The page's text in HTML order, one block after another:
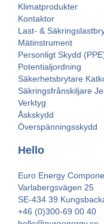
Klimatprodukter
Kontaktor
Last- &
Mätinstrument
Personligt Skydd
Potentialjordning
Säkerhetsbrytare
Säkringsfrånskiljare
Verktyg
Åskskydd
Överspänningsskydd
Hello
Euro Energy
Varlabergsvägen 25
SE-434 39
+46 (0)300-69 00 40